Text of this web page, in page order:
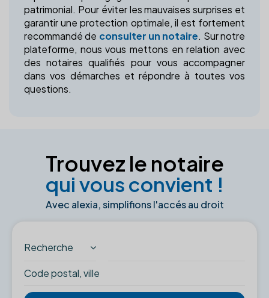
patrimonial. Pour éviter les mauvaises surprises et
garantir une protection optimale, il est fortement
recommandé de consulter un notaire. Sur notre
plateforme, nous vous mettons en relation avec
des notaires qualifiés pour vous accompagner
dans vos démarches et répondre à toutes vos
questions.
Trouvez le notaire
qui vous convient !
Avec alexia, simplifions l'accés au droit
Recherche